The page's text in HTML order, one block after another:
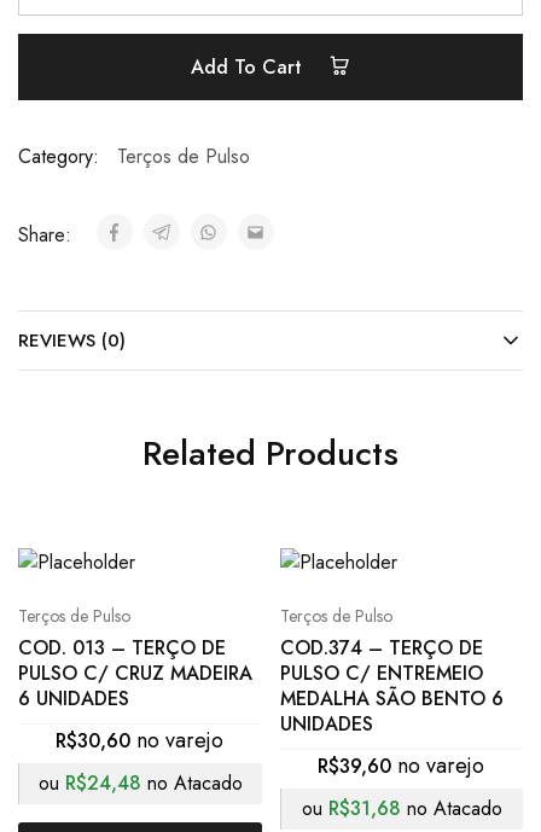
Add To Cart
Category: Terços de Pulso
Share:
REVIEWS (0)
Related Products
Terços de Pulso
COD. 013 – TERÇO DE
PULSO C/ CRUZ MADEIRA
6 UNIDADES
R$30,60
ou R$24,48 no Atacado
Terços de Pulso
COD.374 – TERÇO DE
PULSO C/ ENTREMEIO
MEDALHA SÃO BENTO 6
UNIDADES
R$39,60
ou R$31,68 no Atacado